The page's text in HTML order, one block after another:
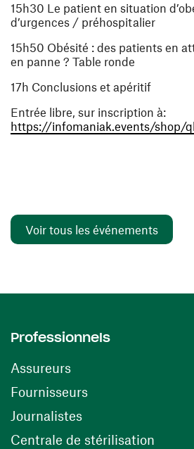
15h30 Le patient en situation
d’urgences / préhospitalier
15h50 Obésité : des patients en
en panne ? Table ronde
17h Conclusions et apéritif
Entrée libre, sur inscription à:
https://infomaniak.events/shop/
Voir tous les événements
Professionnels
Assureurs
Fournisseurs(ouvre une
Journalistes
Centrale de stérilisation